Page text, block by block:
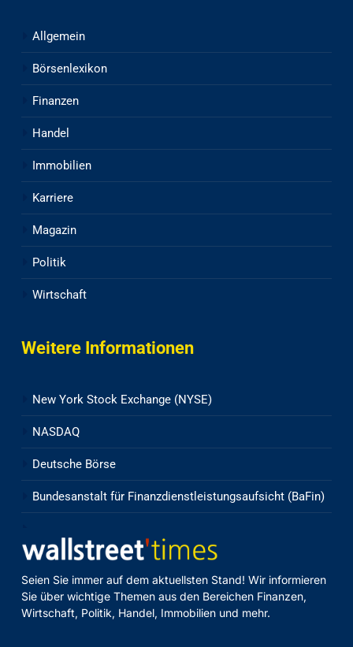
Allgemein
Börsenlexikon
Finanzen
Handel
Immobilien
Karriere
Magazin
Politik
Wirtschaft
Weitere Informationen
New York Stock Exchange (NYSE)
NASDAQ
Deutsche Börse
Bundesanstalt für Finanzdienstleistungsaufsicht (BaFin)
Seien Sie immer auf dem aktuellsten Stand! Wir informieren
Sie über wichtige Themen aus den Bereichen Finanzen,
Wirtschaft, Politik, Handel, Immobilien und mehr.